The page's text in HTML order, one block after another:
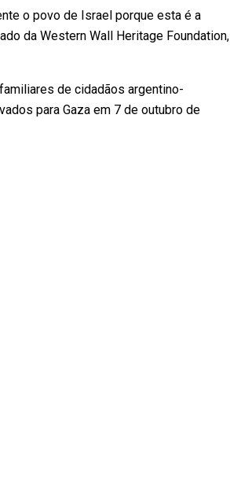
o povo de Israel porque esta é a
da Western Wall Heritage Foundation,
de cidadãos argentino-
para Gaza em 7 de outubro de